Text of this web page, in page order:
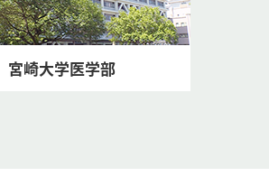
宮崎大学医学部